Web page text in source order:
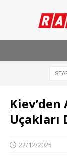
Kiev’den
Uçakları
22/12/2025